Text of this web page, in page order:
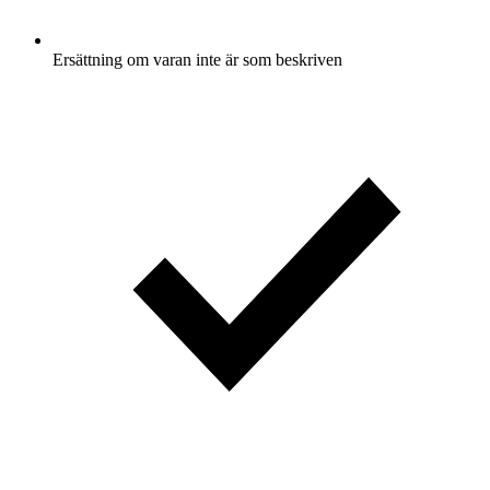
Ersättning om varan inte är som beskriven